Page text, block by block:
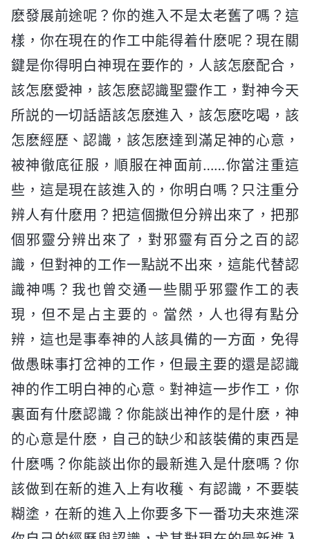
麽發展前途呢？你的進入不是太老舊了嗎？這
樣，你在現在的作工中能得着什麽呢？現在關
鍵是你得明白神現在要作的，人該怎麽配合，
該怎麽愛神，該怎麽認識聖靈作工，對神今天
所説的一切話語該怎麽進入，該怎麽吃喝，該
怎麽經歷、認識，該怎麽達到滿足神的心意，
被神徹底征服，順服在神面前……你當注重這
些，這是現在該進入的，你明白嗎？只注重分
辨人有什麽用？把這個撒但分辨出來了，把那
個邪靈分辨出來了，對邪靈有百分之百的認
識，但對神的工作一點説不出來，這能代替認
識神嗎？我也曾交通一些關乎邪靈作工的表
現，但不是占主要的。當然，人也得有點分
辨，這也是事奉神的人該具備的一方面，免得
做愚昧事打岔神的工作，但最主要的還是認識
神的作工明白神的心意。對神這一步作工，你
裏面有什麽認識？你能談出神作的是什麽，神
的心意是什麽，自己的缺少和該裝備的東西是
什麽嗎？你能談出你的最新進入是什麽嗎？你
該做到在新的進入上有收穫、有認識，不要裝
糊塗，在新的進入上你要多下一番功夫來進深